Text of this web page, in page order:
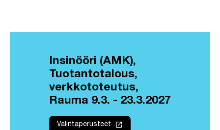
Insinööri (AMK),
Tuotantotalous,
verkkototeutus,
Rauma 9.3. - 23.3.2027
Valintaperusteet launch